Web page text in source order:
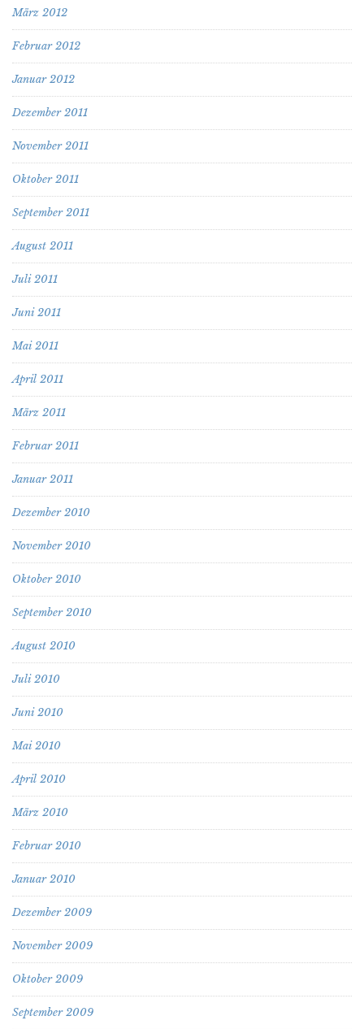
März 2012
Februar 2012
Januar 2012
Dezember 2011
November 2011
Oktober 2011
September 2011
August 2011
Juli 2011
Juni 2011
Mai 2011
April 2011
März 2011
Februar 2011
Januar 2011
Dezember 2010
November 2010
Oktober 2010
September 2010
August 2010
Juli 2010
Juni 2010
Mai 2010
April 2010
März 2010
Februar 2010
Januar 2010
Dezember 2009
November 2009
Oktober 2009
September 2009